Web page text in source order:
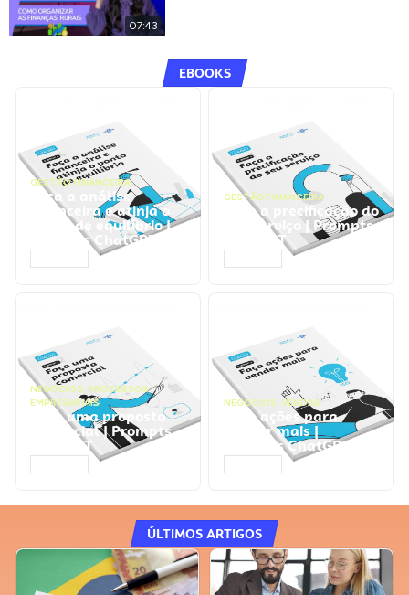
07:43
EBOOKS
GESTÃO FINANCEIRA
Faça a análise
financeira e atinja o
ponto de equilíbrio |
Prompts ChatGPT
GESTÃO FINANCEIRA
Faça a precificação do
seu serviço | Prompts
ChatGPT
NEGÓCIOS, PROCESSOS
EMPRESARIAIS
Faça uma proposta
comercial | Prompts
ChatGPT
NEGÓCIOS, VENDAS
Faça ações para
vender mais |
Prompts ChatGPT
ÚLTIMOS ARTIGOS